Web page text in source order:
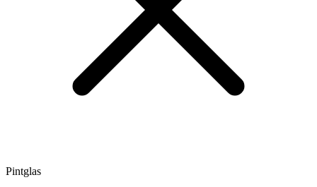
Pintglas